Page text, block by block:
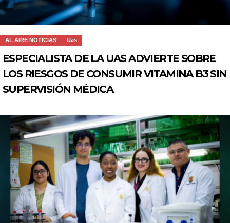
AL AIRE NOTICIAS Uas
ESPECIALISTA DE LA UAS ADVIERTE SOBRE
LOS RIESGOS DE CONSUMIR VITAMINA B3 SIN
SUPERVISIÓN MÉDICA